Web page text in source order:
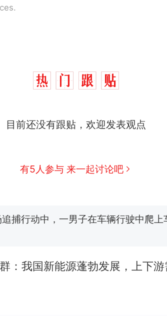
目前还没有跟贴，欢迎发表观点
有5人参与 来一起讨论吧
“全国小炒肉大王”称号，仅凭视频评出
捕行动中，一男子在车辆行驶中爬
获鲨鱼徒手将其拽回大海 目击者直
飞地休达边境，摩洛哥士兵搬起大石
：我国新能源蓬勃发展，上下游